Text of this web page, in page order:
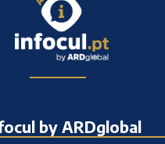
by ARDglobal